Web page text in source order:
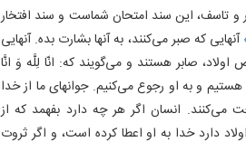
تاسف، این سند امتحان شماست و سند افتخار
آنهایی که صبر می‌کنند، به آنها بشارت بده. آنهایی
صابر هستند و می‌گویند که: انّا لِلَّه وَ انَّا
هستیم و به او رجوع می‌کنیم. جوانهای ما از خدا
می‌کنند. انسان اگر هر چه دارد بفهمد که از
دارد خدا به او اعطا کرده است، و اگر ثروت